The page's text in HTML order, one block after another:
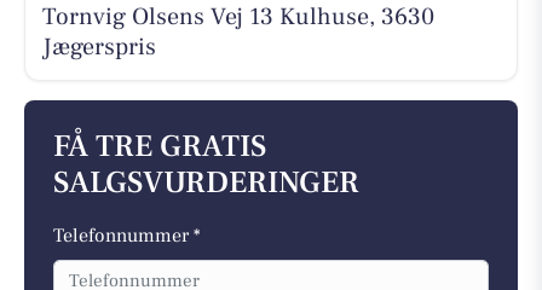
Tornvig Olsens Vej 13 Kulhuse, 3630
Jægerspris
FÅ TRE GRATIS
SALGSVURDERINGER
Telefonnummer *